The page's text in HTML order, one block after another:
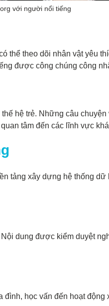
với người nổi tiếng
theo dõi nhân vật yêu
được công chúng công
hệ trẻ. Những câu
tâm đến các lĩnh vực
tảng xây dựng hệ thống
dung được kiểm duyệt
học vấn đến hoạt